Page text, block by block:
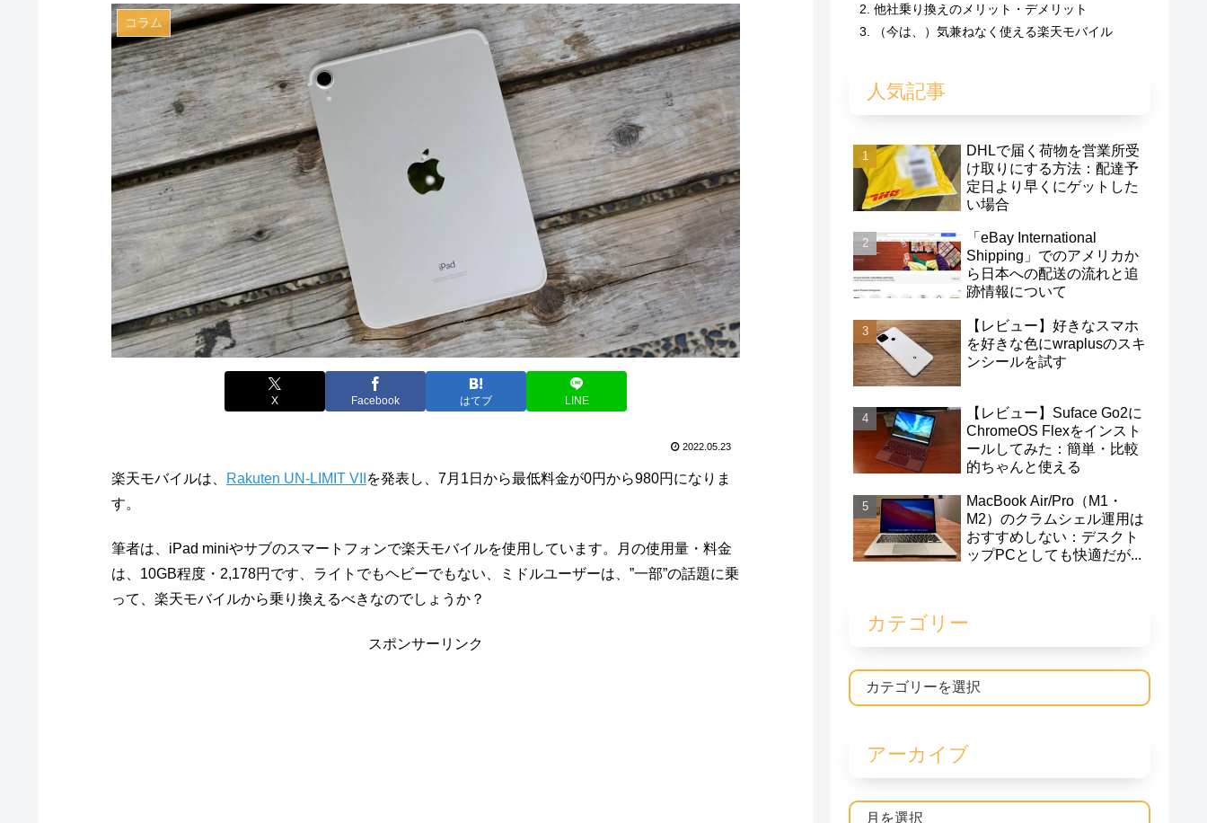
コラム
X Facebook はてブ LINE
2022.05.23
楽天モバイルは、 Rakuten UN-LIMIT VII を発表し、7月1日から最低料金が0円から980円になりま
す。
筆者は、iPad miniやサブのスマートフォンで楽天モバイルを使用しています。月の使用量・料金
は、10GB程度・2,178円です、ライトでもヘビーでもない、ミドルユーザーは、”一部”の話題に乗
って、楽天モバイルから乗り換えるべきなのでしょうか？
スポンサーリンク
他社乗り換えのメリット・デメリット
（今は、）気兼ねなく使える楽天モバイル
人気記事
DHLで届く荷物を営業所受
け取りにする方法：配達予
定日より早くにゲットした
い場合
「eBay International
Shipping」でのアメリカか
ら日本への配送の流れと追
跡情報について
【レビュー】好きなスマホ
を好きな色にwraplusのスキ
ンシールを試す
【レビュー】Suface Go2に
ChromeOS Flexをインスト
ールしてみた：簡単・比較
的ちゃんと使える
MacBook Air/Pro（M1・
M2）のクラムシェル運用は
おすすめしない：デスクト
ップPCとしても快適だが...
カテゴリー
アーカイブ